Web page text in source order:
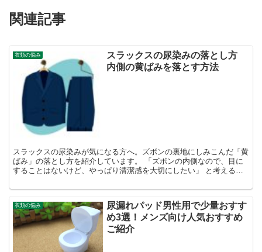
関連記事
衣類の悩み
スラックスの尿染みの落とし方
内側の黄ばみを落とす方法
スラックスの尿染みが気になる方へ。ズボンの裏地にしみこんだ「黄
ばみ」の落とし方を紹介しています。 「ズボンの内側なので、目に
することはないけど、やっぱり清潔感を大切にしたい」 と考える方
衣類の悩み
尿漏れパッド男性用で少量おすす
め3選！メンズ向け人気おすすめ
ご紹介